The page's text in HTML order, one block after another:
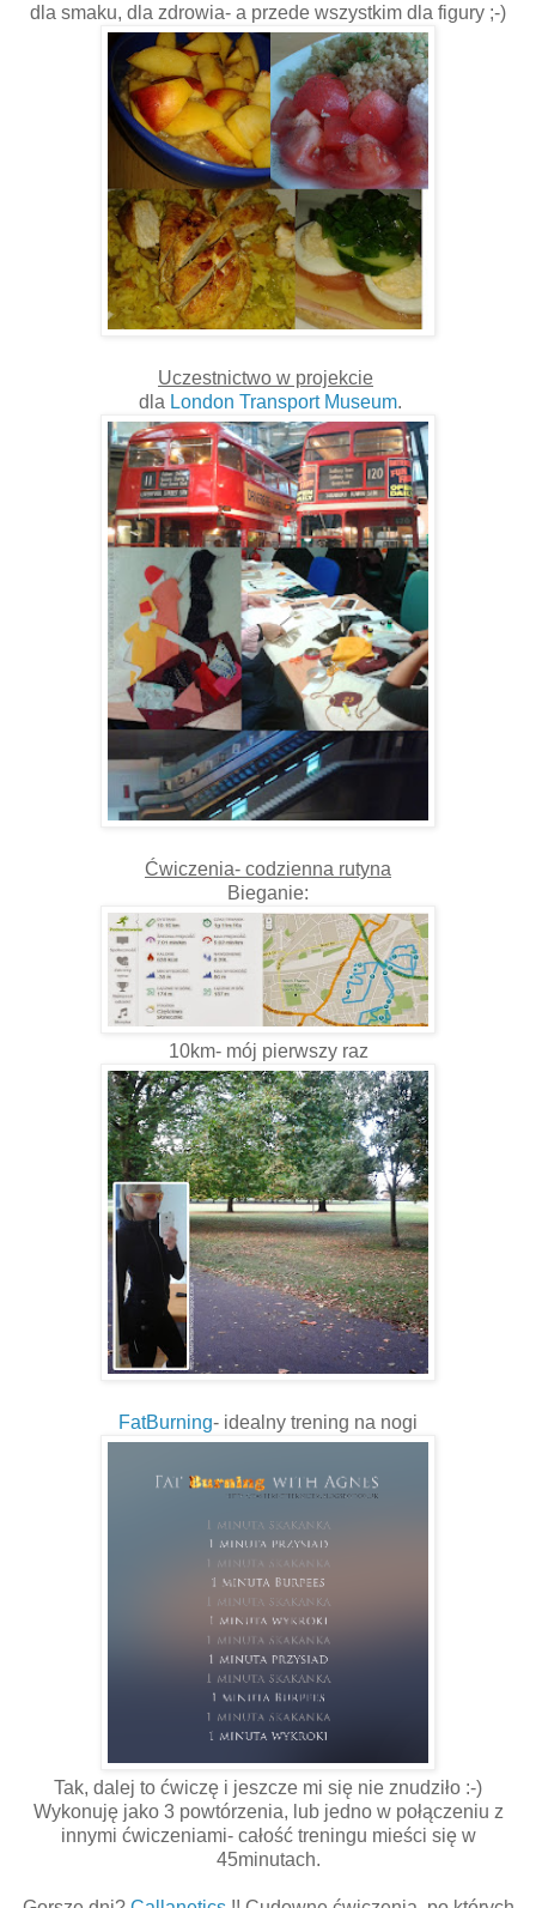
dla smaku, dla zdrowia- a przede wszystkim dla figury ;-)
Uczestnictwo w projekcie
dla London Transport Museum.
Ćwiczenia- codzienna rutyna
Bieganie:
10km- mój pierwszy raz
FatBurning- idealny trening na nogi
Tak, dalej to ćwiczę i jeszcze mi się nie znudziło :-)
Wykonuję jako 3 powtórzenia, lub jedno w połączeniu z
innymi ćwiczeniami- całość treningu mieści się w
45minutach.